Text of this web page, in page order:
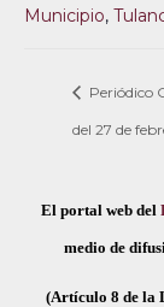
Municipio,
Periódico
del 27 de
El portal web del
medio de
(Artículo 8 de la